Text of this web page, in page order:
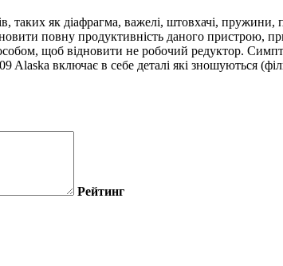
таких як діафрагма, важелі, штовхачі,
повну продуктивність даного пристрою,
щоб відновити не робочий редуктор.
включає в себе деталі які зношуються
Рейтинг